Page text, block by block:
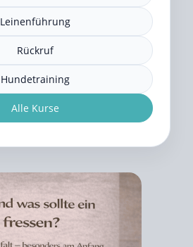
Leinenführung
Rückruf
Hundetraining
Alle Kurse